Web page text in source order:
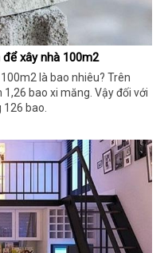
xây nhà 100m2
là bao nhiêu? Trên
bao xi măng. Vậy đối với
bao.